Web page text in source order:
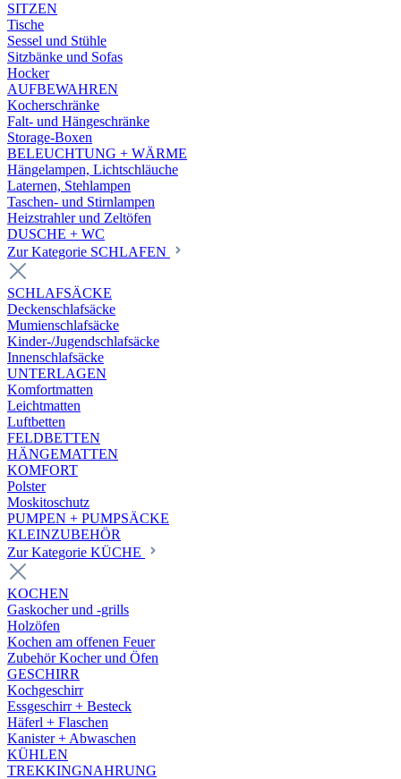
SITZEN
Tische
Sessel und Stühle
Sitzbänke und Sofas
Hocker
AUFBEWAHREN
Kocherschränke
Falt- und Hängeschränke
Storage-Boxen
BELEUCHTUNG + WÄRME
Hängelampen, Lichtschläuche
Laternen, Stehlampen
Taschen- und Stirnlampen
Heizstrahler und Zeltöfen
DUSCHE + WC
Zur Kategorie SCHLAFEN
SCHLAFSÄCKE
Deckenschlafsäcke
Mumienschlafsäcke
Kinder-/Jugendschlafsäcke
Innenschlafsäcke
UNTERLAGEN
Komfortmatten
Leichtmatten
Luftbetten
FELDBETTEN
HÄNGEMATTEN
KOMFORT
Polster
Moskitoschutz
PUMPEN + PUMPSÄCKE
KLEINZUBEHÖR
Zur Kategorie KÜCHE
KOCHEN
Gaskocher und -grills
Holzöfen
Kochen am offenen Feuer
Zubehör Kocher und Öfen
GESCHIRR
Kochgeschirr
Essgeschirr + Besteck
Häferl + Flaschen
Kanister + Abwaschen
KÜHLEN
TREKKINGNAHRUNG